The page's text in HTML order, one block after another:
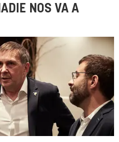
NOS VA A